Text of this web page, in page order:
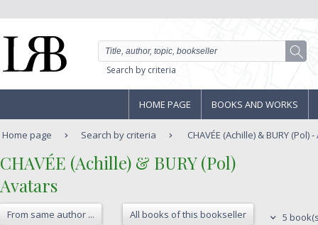
Search by criteria
HOME PAGE BOOKS AND WORKS
Home page Search by criteria CHAVÉE (Achille) & BURY (Pol)
‎CHAVÉE (Achille) & BURY (Pol)‎
‎Avatars‎
From same author ... All books of this bookseller 5